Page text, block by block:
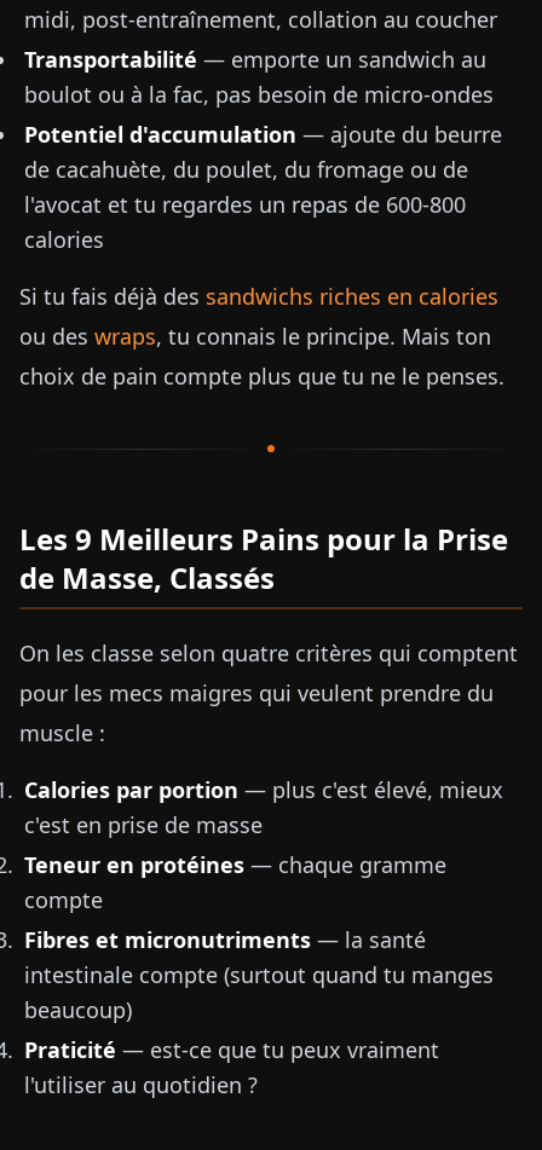
midi, post-entraînement, collation au coucher
Transportabilité — emporte un sandwich au
boulot ou à la fac, pas besoin de micro-ondes
Potentiel d'accumulation — ajoute du beurre
de cacahuète, du poulet, du fromage ou de
l'avocat et tu regardes un repas de 600-800
calories
Si tu fais déjà des sandwichs riches en calories
ou des wraps, tu connais le principe. Mais ton
choix de pain compte plus que tu ne le penses.
Les 9 Meilleurs Pains pour la Prise
de Masse, Classés
On les classe selon quatre critères qui comptent
pour les mecs maigres qui veulent prendre du
muscle :
Calories par portion — plus c'est élevé, mieux
c'est en prise de masse
Teneur en protéines — chaque gramme
compte
Fibres et micronutriments — la santé
intestinale compte (surtout quand tu manges
beaucoup)
Praticité — est-ce que tu peux vraiment
l'utiliser au quotidien ?